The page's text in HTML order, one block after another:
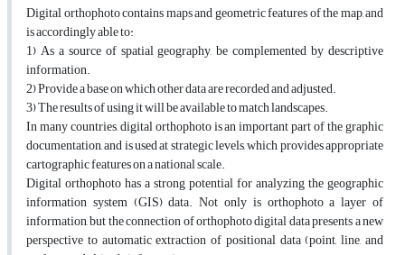
Digital orthophoto contains maps and geometric features of the map, and
is accordingly able to:
1) As a source of spatial geography, be complemented by descriptive
information.
2) Provide a base on which other data are recorded and adjusted.
3) The results of using it will be available to match landscapes.
In many countries, digital orthophoto is an important part of the graphic
documentation, and is used at strategic levels, which provides appropriate
cartographic features on a national scale.
Digital orthophoto has a strong potential for analyzing the geographic
information system (GIS) data. Not only is orthophoto a layer of
information, but the connection of orthophoto digital data presents a new
perspective to automatic extraction of positional data (point, line, and